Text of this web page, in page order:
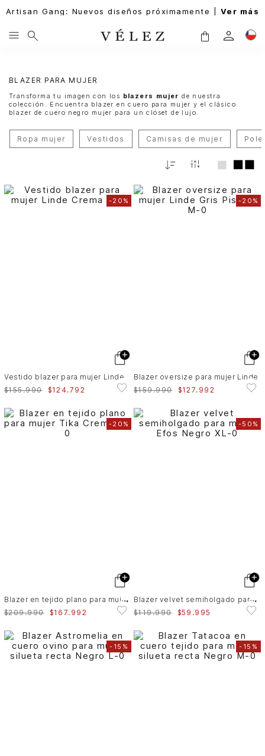
Artisan Gang: Nuevos diseños próximamente | Ver más
BLAZER PARA MUJER
Transforma tu imagen con los blazers mujer de nuestra
colección. Encuentra blazer en cuero para mujer y el clásico
blazer de cuero negro mujer para un clóset de lujo.
Ropa mujer Vestidos Camisas de mujer
Fecha
-20%
Vestido blazer para mujer Linde
$155.990 $124.792
-20%
Blazer oversize para mujer Linde
$159.990 $127. 992
-20%
B
lazer en tejido plano para mujer Tika
$209.990 $167. 992
-50%
B
lazer velvet semiholgado para mujer Efos
$119.990 $59 .995
- 15% - 15%